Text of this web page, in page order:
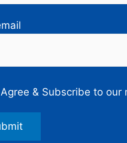
Agree & Subscribe to our